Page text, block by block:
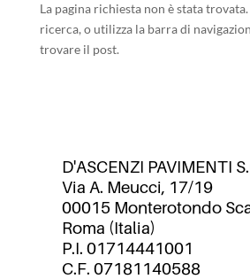
La pagina richiesta non è stata
ricerca, o utilizza la barra di
trovare il post.
D'ASCENZI PAVIMENTI
Via A. Meucci, 17/19
00015 Monterotondo
Roma (Italia)
P.I. 01714441001
C.F. 07181140588